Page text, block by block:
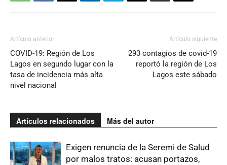
Artículo anterior
COVID-19: Región de Los
Lagos en segundo lugar con la
tasa de incidencia más alta
nivel nacional
Artículo siguiente
293 contagios de covid-19
reportó la región de Los
Lagos este sábado
Artículos relacionados Más del autor
Exigen renuncia de la Seremi de Salud
por malos tratos: acusan portazos,